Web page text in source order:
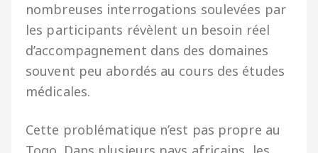
nombreuses interrogations soulevées par
les participants révèlent un besoin réel
d’accompagnement dans des domaines
souvent peu abordés au cours des études
médicales.
Cette problématique n’est pas propre au